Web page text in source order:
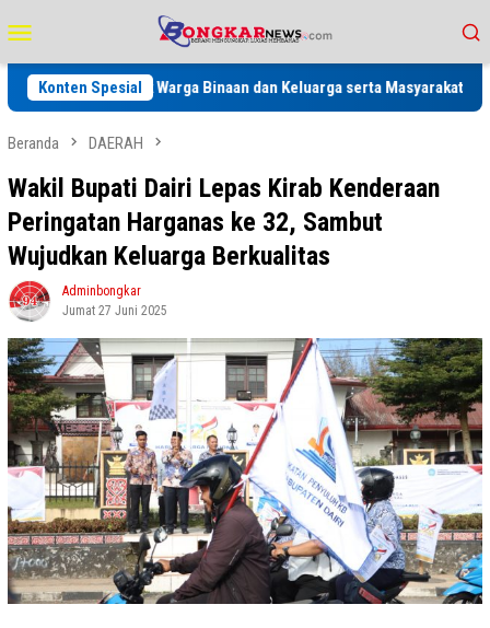
ke
kontenMobile
Konten Spesial
Untuk Warga Binaan dan Keluarga serta Masyarakat Pemko
Beranda DAERAH
Wakil Bupati Dairi Lepas Kirab Kenderaan
Peringatan Harganas ke 32, Sambut
Wujudkan Keluarga Berkualitas
Adminbongkar
Jumat 27 Juni 2025